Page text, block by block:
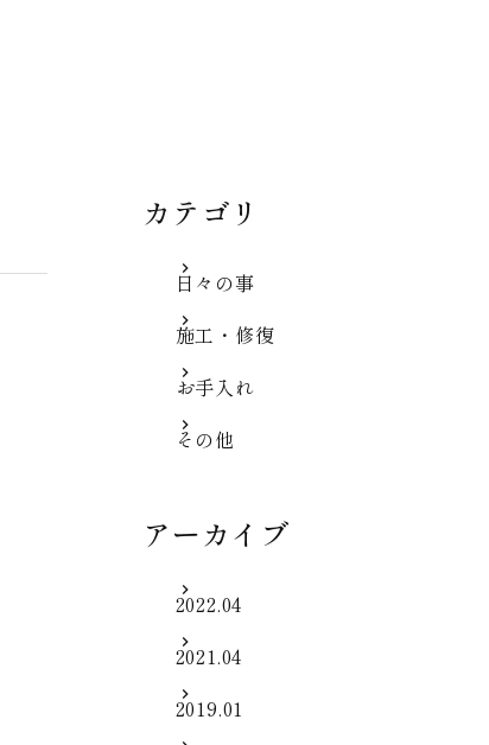
カテゴリ
日々の事
施工・修復
お手入れ
その他
アーカイブ
2022.04
2021.04
2019.01